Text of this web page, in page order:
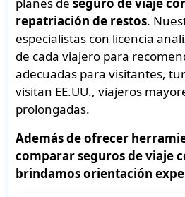
planes deseguro de viaje
repatriación de restos.
especialistas con licencia
de cada viajero para
adecuadas para visitantes,
visitan EE.UU., viajeros
prolongadas.
Además de ofrecer
comparar seguros de viaje
brindamos orientación